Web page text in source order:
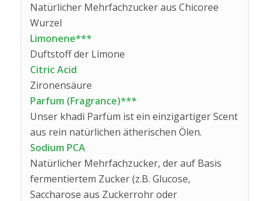
Natürlicher Mehrfachzucker aus Chicoree
Wurzel
Limonene***
Duftstoff der Limone
Citric Acid
Zironensäure
Parfum (Fragrance)***
Unser khadi Parfüm ist ein einzigartiger Scent
aus rein natürlichen ätherischen Ölen.
Sodium PCA
Natürlicher Mehrfachzucker, der auf Basis
fermentiertem Zucker (z.B. Glucose,
Saccharose aus Zuckerrohr oder